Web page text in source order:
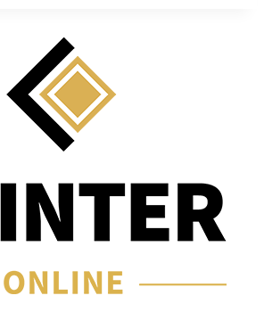
own
Jurassic
Globe
machine
machine